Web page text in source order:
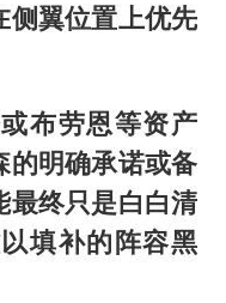
侧翼位置上优先
布劳恩等资产
的明确承诺或备
最终只是白白清
填补的阵容黑